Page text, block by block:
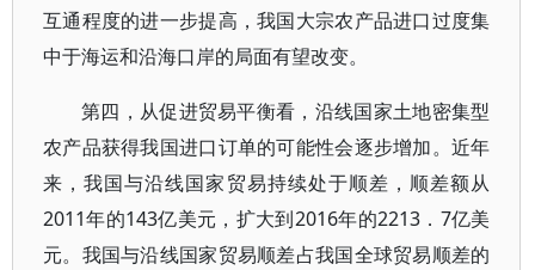
互通程度的进一步提高，我国大宗农产品进口过度集
中于海运和沿海口岸的局面有望改变。
第四，从促进贸易平衡看，沿线国家土地密集型
农产品获得我国进口订单的可能性会逐步增加。近年
来，我国与沿线国家贸易持续处于顺差，顺差额从
2011年的143亿美元，扩大到2016年的2213．7亿美
元。我国与沿线国家贸易顺差占我国全球贸易顺差的